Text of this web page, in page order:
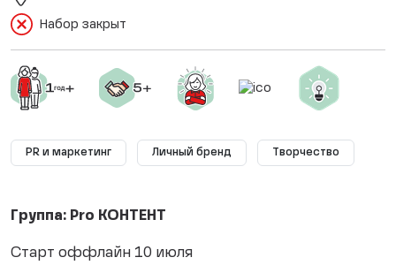
Набор закрыт
PR и маркетинг Личный бренд Творчество
Группа: Pro КОНТЕНТ
Старт оффлайн 10 июля